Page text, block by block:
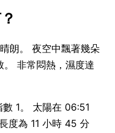
朗。 夜空中飄著幾朵
。 非常悶熱，濕度達
1。 太陽在 06:51
度為 11 小時 45 分